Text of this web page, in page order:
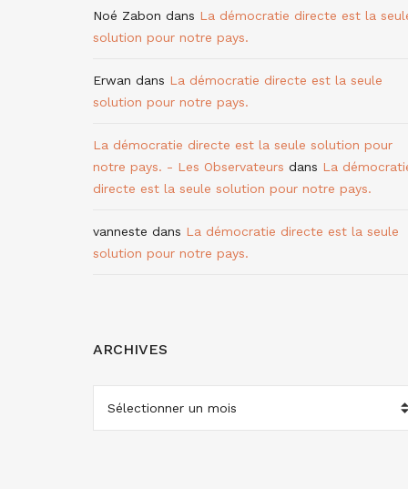
Noé Zabon dans La démocratie directe est la
solution pour notre pays.
Erwan dans La démocratie directe est la seule
solution pour notre pays.
La démocratie directe est la seule solution pour
notre pays. - Les Observateurs dans La
directe est la seule solution pour notre pays.
vanneste dans La démocratie directe est la seule
solution pour notre pays.
ARCHIVES
ARCHIVES